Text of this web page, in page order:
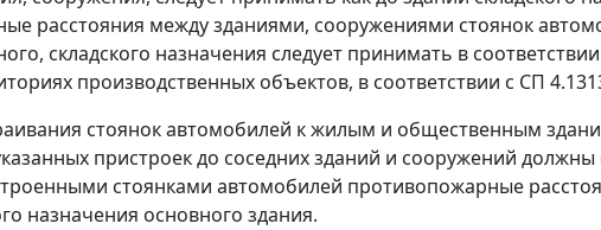
расстояния между зданиями, сооружениями стоянок
складского назначения следует принимать в
производственных объектов, в соответствии с СП
стоянок автомобилей к жилым и общественным
пристроек до соседних зданий и сооружений
стоянками автомобилей противопожарные
назначения основного здания.